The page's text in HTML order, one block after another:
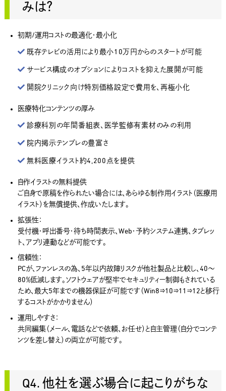
みは？
初期/運用コストの最適化・最小化
既存テレビの活用により最小10万円からのスタートが可能
サービス構成のオプションによりコストを抑えた展開が可能
開院クリニック向け特別価格設定で費用を、再極小化
医療特化コンテンツの厚み
診療科別の年間番組表、医学監修有素材のみの利用
院内掲示テンプレの豊富さ
無料医療イラスト約4,200点を提供
自作イラストの無料提供
ご自身で原稿を作られたい場合には、あらゆる制作用イラスト（医療用
イラスト）を無償提供、作成いたします。
拡張性：
受付機・呼出番号・待ち時間表示、Web・予約システム連携、タブレッ
ト、アプリ連動などが可能です。
信頼性：
PCが、ファンレスの為、5年以内故障リスクが他社製品と比較し、40～
80％低減します。ソフトウェアが堅牢でセキュリティー制御もされている
ため、最大5年までの機器保証が可能です（Win8⇒10⇒11⇒12と移行
するコストがかかりません）
運用しやすさ：
共同編集（メール、電話などで依頼、お任せ）と自主管理（自分でコンテ
ンツを差し替え）の両立が可能です。
Q4. 他社を選ぶ場合に起こりがちな